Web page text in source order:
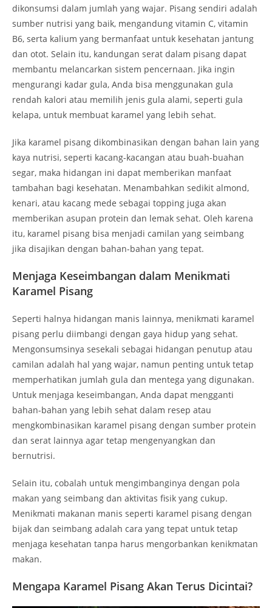
dikonsumsi dalam jumlah yang wajar. Pisang sendiri adalah
sumber nutrisi yang baik, mengandung vitamin C, vitamin
B6, serta kalium yang bermanfaat untuk kesehatan jantung
dan otot. Selain itu, kandungan serat dalam pisang dapat
membantu melancarkan sistem pencernaan. Jika ingin
mengurangi kadar gula, Anda bisa menggunakan gula
rendah kalori atau memilih jenis gula alami, seperti gula
kelapa, untuk membuat karamel yang lebih sehat.
Jika karamel pisang dikombinasikan dengan bahan lain yang
kaya nutrisi, seperti kacang-kacangan atau buah-buahan
segar, maka hidangan ini dapat memberikan manfaat
tambahan bagi kesehatan. Menambahkan sedikit almond,
kenari, atau kacang mede sebagai topping juga akan
memberikan asupan protein dan lemak sehat. Oleh karena
itu, karamel pisang bisa menjadi camilan yang seimbang
jika disajikan dengan bahan-bahan yang tepat.
Menjaga Keseimbangan dalam Menikmati
Karamel Pisang
Seperti halnya hidangan manis lainnya, menikmati karamel
pisang perlu diimbangi dengan gaya hidup yang sehat.
Mengonsumsinya sesekali sebagai hidangan penutup atau
camilan adalah hal yang wajar, namun penting untuk tetap
memperhatikan jumlah gula dan mentega yang digunakan.
Untuk menjaga keseimbangan, Anda dapat mengganti
bahan-bahan yang lebih sehat dalam resep atau
mengkombinasikan karamel pisang dengan sumber protein
dan serat lainnya agar tetap mengenyangkan dan
bernutrisi.
Selain itu, cobalah untuk mengimbanginya dengan pola
makan yang seimbang dan aktivitas fisik yang cukup.
Menikmati makanan manis seperti karamel pisang dengan
bijak dan seimbang adalah cara yang tepat untuk tetap
menjaga kesehatan tanpa harus mengorbankan kenikmatan
makan.
Mengapa Karamel Pisang Akan Terus Dicintai?